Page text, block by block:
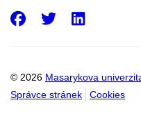
© 2026 Masarykova
Správce stránek
Cookies
Facebook
Twitter